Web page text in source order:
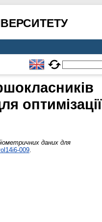
оптимізації
даних для
009.